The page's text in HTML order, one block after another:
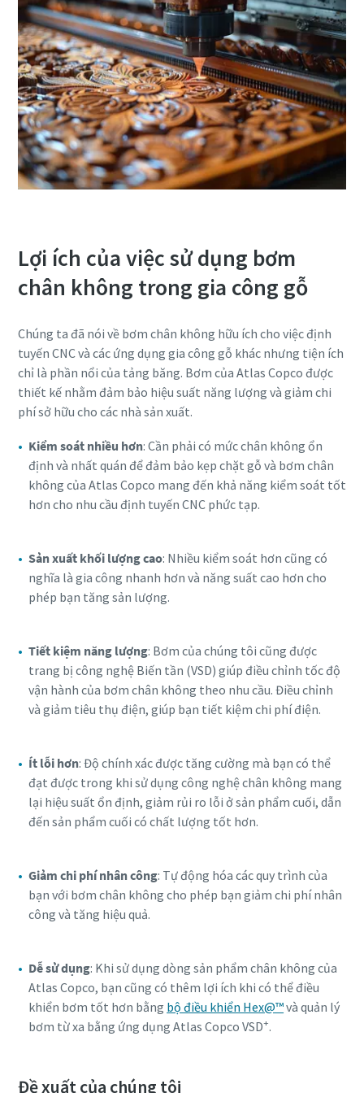
Lợi ích của việc sử dụng bơm
chân không trong gia công gỗ
Chúng ta đã nói về bơm chân không hữu ích cho việc định
tuyến CNC và các ứng dụng gia công gỗ khác nhưng tiện ích
chỉ là phần nổi của tảng băng. Bơm của Atlas Copco được
thiết kế nhằm đảm bảo hiệu suất năng lượng và giảm chi
phí sở hữu cho các nhà sản xuất.
Kiểm soát nhiều hơn: Cần phải có mức chân không ổn
định và nhất quán để đảm bảo kẹp chặt gỗ và bơm chân
không của Atlas Copco mang đến khả năng kiểm soát tốt
hơn cho nhu cầu định tuyến CNC phức tạp.
Sản xuất khối lượng cao: Nhiều kiểm soát hơn cũng có
nghĩa là gia công nhanh hơn và năng suất cao hơn cho
phép bạn tăng sản lượng.
Tiết kiệm năng lượng: Bơm của chúng tôi cũng được
trang bị công nghệ Biến tần (VSD) giúp điều chỉnh tốc độ
vận hành của bơm chân không theo nhu cầu. Điều chỉnh
và giảm tiêu thụ điện, giúp bạn tiết kiệm chi phí điện.
Ít lỗi hơn: Độ chính xác được tăng cường mà bạn có thể
đạt được trong khi sử dụng công nghệ chân không mang
lại hiệu suất ổn định, giảm rủi ro lỗi ở sản phẩm cuối, dẫn
đến sản phẩm cuối có chất lượng tốt hơn.
Giảm chi phí nhân công: Tự động hóa các quy trình của
bạn với bơm chân không cho phép bạn giảm chi phí nhân
công và tăng hiệu quả.
Dễ sử dụng: Khi sử dụng dòng sản phẩm chân không của
Atlas Copco, bạn cũng có thêm lợi ích khi có thể điều
khiển bơm tốt hơn bằng bộ điều khiển Hex@™và quản lý
bơm từ xa bằng ứng dụng Atlas Copco VSD+.
Đề xuất của chúng tôi
Xác minh chống Robot
Bấm vào đây để xác minh
FriendlyCaptcha ⇗
Xác minh chống Robot
Bấm vào đây để xác minh
FriendlyCaptcha ⇗
Xác minh chống Robot
Bấm vào đây để xác minh
FriendlyCaptcha ⇗